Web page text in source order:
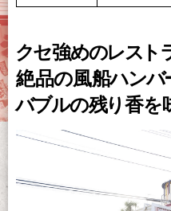
クセ強めのレスト
絶品の風船ハンバ
バブルの残り香を